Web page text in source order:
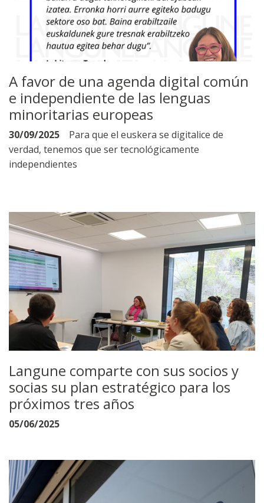
A favor de una agenda digital común
e independiente de las lenguas
minoritarias europeas
30/09/2025
Para que el euskera se digitalice de
verdad, tenemos que ser tecnológicamente
independientes
Langune comparte con sus socios y
socias su plan estratégico para los
próximos tres años
05/06/2025